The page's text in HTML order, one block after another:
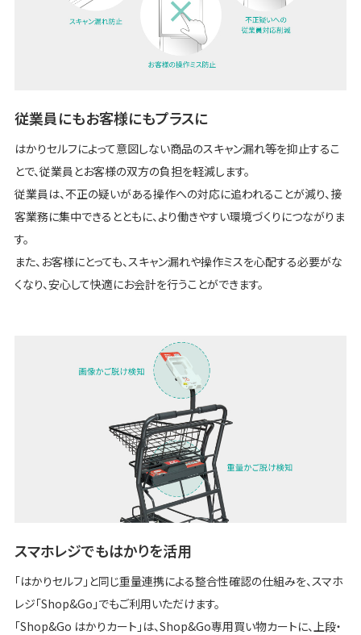
従業員にもお客様にもプラスに
はかりセルフによって意図しない商品のスキャン漏れ等を抑止するこ
とで、従業員とお客様の双方の負担を軽減します。
従業員は、不正の疑いがある操作への対応に追われることが減り、接
客業務に集中できるとともに、より働きやすい環境づくりにつながりま
す。
また、お客様にとっても、スキャン漏れや操作ミスを心配する必要がな
くなり、安心して快適にお会計を行うことができます。
スマホレジでもはかりを活用
「はかりセルフ」と同じ重量連携による整合性確認の仕組みを、スマホ
レジ「Shop&Go」でもご利用いただけます。
「Shop&Go はかりカート」は、Shop&Go専用買い物カートに、上段・